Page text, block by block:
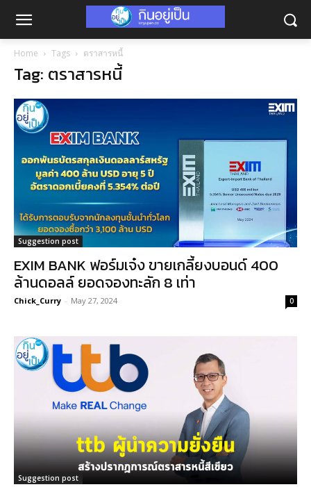
Home Tags ตราสารหนี้
Tag: ตราสารหนี้
Suggestion post
EXIM BANK ฟอร์มเจ๋ง ขายเกลี้ยงบอนด์ 400
ล้านดอลล์ ยอดจองทะลัก 8 เท่า
Chick_Curry - May 27, 2024 0
Suggestion post